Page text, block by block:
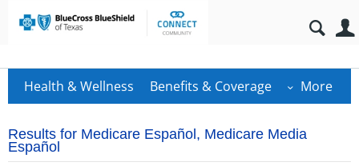
Health & Wellness Benefits & Coverage More
Results for Medicare Español, Medicare Media
Español